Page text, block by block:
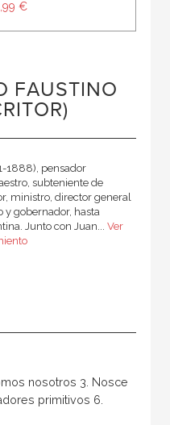
€
FAUSTINO
1888), pensador
subteniente de
ministro, director general
y gobernador, hasta
Junto con Juan... Ver
nosotros 3. Nosce
primitivos 6.